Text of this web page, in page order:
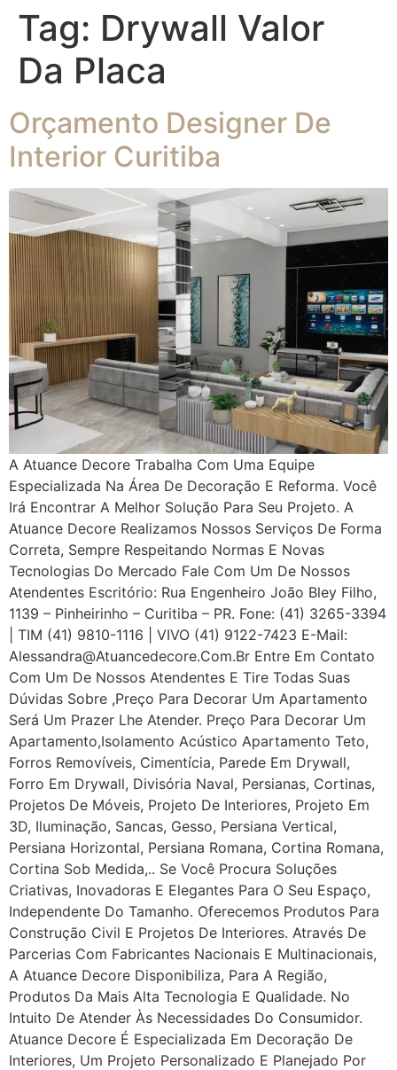
Tag: Drywall Valor
Da Placa
Orçamento Designer De
Interior Curitiba
A Atuance Decore Trabalha Com Uma Equipe
Especializada Na Área De Decoração E Reforma. Você
Irá Encontrar A Melhor Solução Para Seu Projeto. A
Atuance Decore Realizamos Nossos Serviços De Forma
Correta, Sempre Respeitando Normas E Novas
Tecnologias Do Mercado Fale Com Um De Nossos
Atendentes Escritório: Rua Engenheiro João Bley Filho,
1139 – Pinheirinho – Curitiba – PR. Fone: (41) 3265-3394
| TIM (41) 9810-1116 | VIVO (41) 9122-7423 E-Mail:
Alessandra@atuancedecore.com.br Entre Em Contato
Com Um De Nossos Atendentes E Tire Todas Suas
Dúvidas Sobre ,Preço Para Decorar Um Apartamento
Será Um Prazer Lhe Atender. Preço Para Decorar Um
Apartamento,Isolamento Acústico Apartamento Teto,
Forros Removíveis, Cimentícia, Parede Em Drywall,
Forro Em Drywall, Divisória Naval, Persianas, Cortinas,
Projetos De Móveis, Projeto De Interiores, Projeto Em
3D, Iluminação, Sancas, Gesso, Persiana Vertical,
Persiana Horizontal, Persiana Romana, Cortina Romana,
Cortina Sob Medida,.. Se Você Procura Soluções
Criativas, Inovadoras E Elegantes Para O Seu Espaço,
Independente Do Tamanho. Oferecemos Produtos Para
Construção Civil E Projetos De Interiores. Através De
Parcerias Com Fabricantes Nacionais E Multinacionais,
A Atuance Decore Disponibiliza, Para A Região,
Produtos Da Mais Alta Tecnologia E Qualidade. No
Intuito De Atender Às Necessidades Do Consumidor.
Atuance Decore É Especializada Em Decoração De
Interiores, Um Projeto Personalizado E Planejado Por